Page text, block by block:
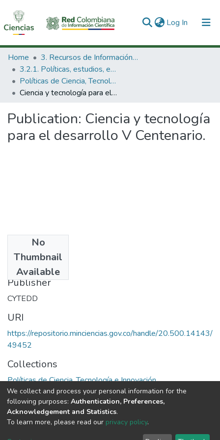
Log In (current)
Communities & Collections
All of DSpace
Statistics
Home
3. Recursos de Información Científica y Tecnológica
3.2.1. Políticas, estudios, evaluaciones e indicadores de CTeI
Políticas de Ciencia, Tecnología e Innovación
Ciencia y tecnología para el desarrollo V Centenario.
Publication: Ciencia y tecnología
para el desarrollo V Centenario.
No
Thumbnail
Available
1985
Publisher
CYTEDD
URI
https://repositorio.minciencias.gov.co/handle/20.500.14143/
49452
Collections
Políticas de Ciencia, Tecnología e Innovación
Full item page
DSpace software copyright © 2002-2026
We collect and process your personal information for the
following purposes: Authentication, Preferences,
Acknowledgement and Statistics.
To learn more, please read our privacy policy.